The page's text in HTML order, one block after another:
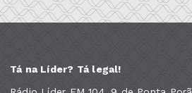
Tá na Líder? Tá legal!